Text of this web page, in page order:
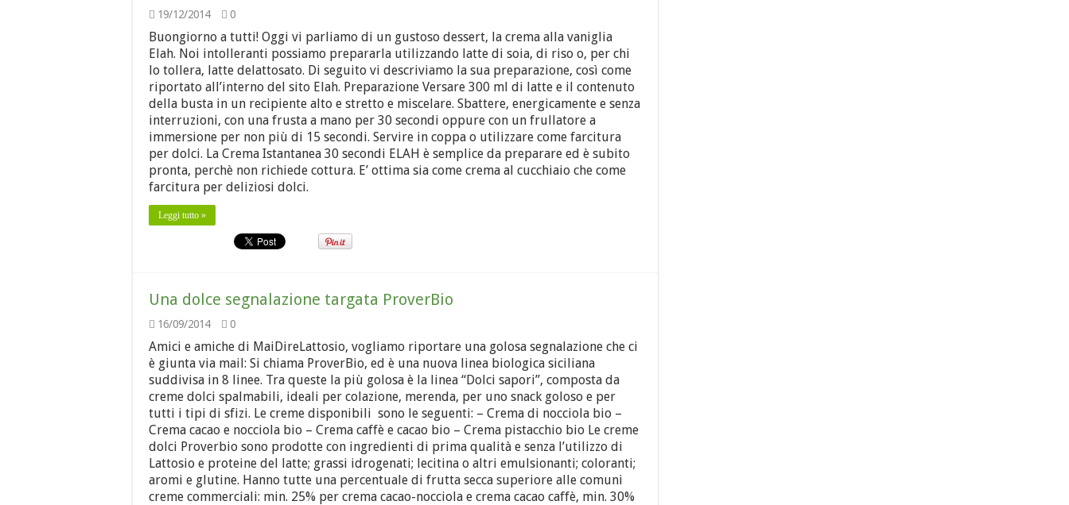
19/12/2014 0
Buongiorno a tutti! Oggi vi parliamo di un gustoso dessert, la crema alla vaniglia
Elah. Noi intolleranti possiamo prepararla utilizzando latte di soia, di riso o, per chi
lo tollera, latte delattosato. Di seguito vi descriviamo la sua preparazione, così come
riportato all’interno del sito Elah. Preparazione Versare 300 ml di latte e il contenuto
della busta in un recipiente alto e stretto e miscelare. Sbattere, energicamente e senza
interruzioni, con una frusta a mano per 30 secondi oppure con un frullatore a
immersione per non più di 15 secondi. Servire in coppa o utilizzare come farcitura
per dolci. La Crema Istantanea 30 secondi ELAH è semplice da preparare ed è subito
pronta, perchè non richiede cottura. E’ ottima sia come crema al cucchiaio che come
farcitura per deliziosi dolci.
Leggi tutto »
Una dolce segnalazione targata ProverBio
16/09/2014 0
Amici e amiche di MaiDireLattosio, vogliamo riportare una golosa segnalazione che ci
è giunta via mail: Si chiama ProverBio, ed è una nuova linea biologica siciliana
suddivisa in 8 linee. Tra queste la più golosa è la linea “Dolci sapori”, composta da
creme dolci spalmabili, ideali per colazione, merenda, per uno snack goloso e per
tutti i tipi di sfizi. Le creme disponibili sono le seguenti: – Crema di nocciola bio –
Crema cacao e nocciola bio – Crema caffè e cacao bio – Crema pistacchio bio Le creme
dolci Proverbio sono prodotte con ingredienti di prima qualità e senza l’utilizzo di
Lattosio e proteine del latte; grassi idrogenati; lecitina o altri emulsionanti; coloranti;
aromi e glutine. Hanno tutte una percentuale di frutta secca superiore alle comuni
creme commerciali: min. 25% per crema cacao-nocciola e crema cacao caffè, min. 30%